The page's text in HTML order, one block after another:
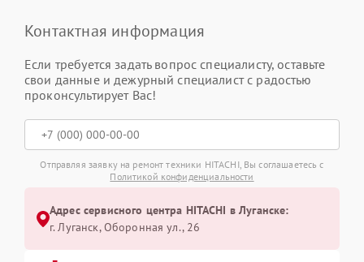
Контактная информация
Если требуется задать вопрос специалисту, оставьте
свои данные и дежурный специалист с радостью
проконсультирует Вас!
Отправляя заявку на ремонт техники HITACHI, Вы соглашаетесь с
Политикой конфиденциальности
Адрес сервисного центра HITACHI в Луганске:
г. Луганск, Оборонная ул., 26